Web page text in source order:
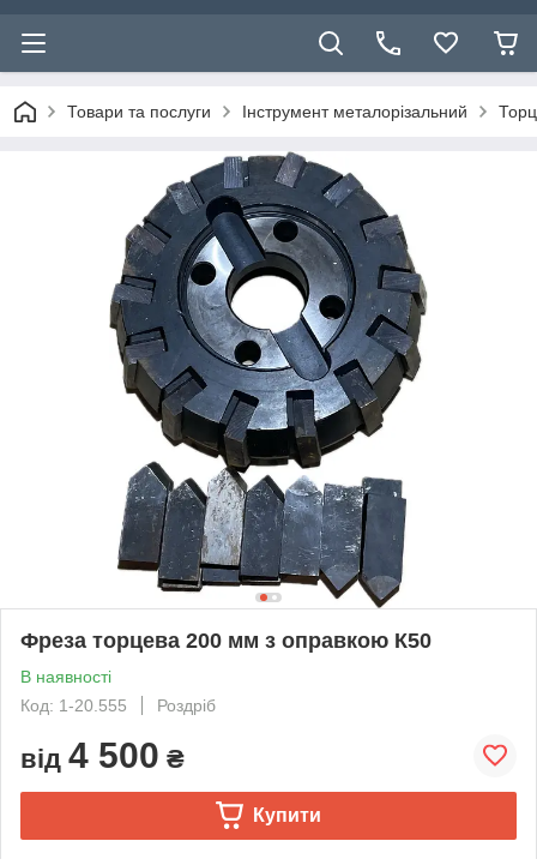
Товари та послуги Інструмент металорізальний
Фреза торцева 200 мм з оправкою К50
В наявності
Код: 1-20.555
Роздріб
від 4 500 ₴
Купити